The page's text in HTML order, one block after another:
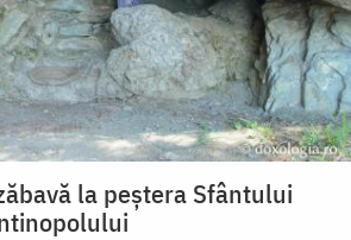
la peștera Sfântului